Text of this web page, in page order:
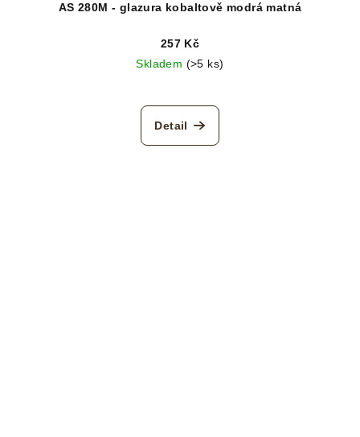
AS 280M - glazura kobaltově modrá matná
257 Kč
Skladem (>5 ks)
Detail